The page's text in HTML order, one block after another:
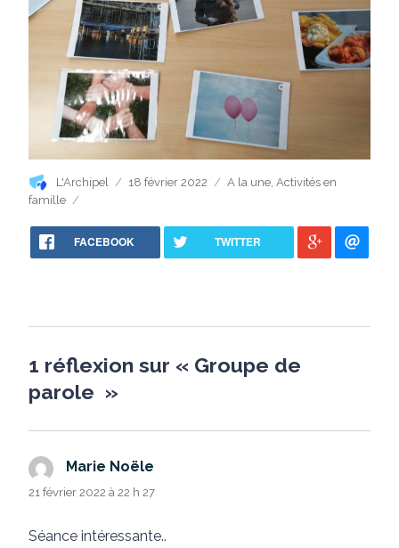
Auteur
L'Archipel
Publié
18 février 2022 Catégories
A la une, Activités en
famille
FACEBOOK TWITTER
1 réflexion sur « Groupe de
parole »
Marie Noële
21 février 2022 à 22 h 27
Séance intéressante..